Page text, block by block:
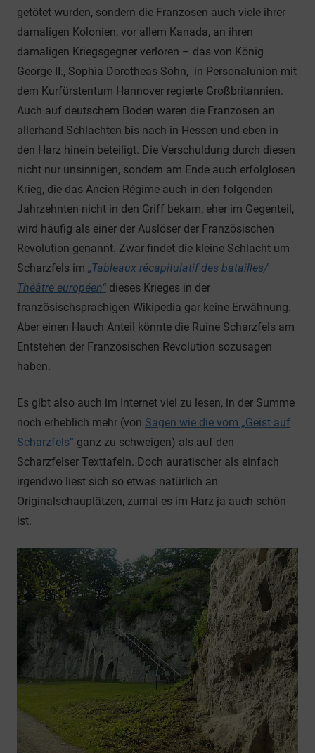
getötet wurden, sondern die Franzosen auch viele ihrer
damaligen Kolonien, vor allem Kanada, an ihren
damaligen Kriegsgegner verloren – das von König
George II., Sophia Dorotheas Sohn, in Personalunion mit
dem Kurfürstentum Hannover regierte Großbritannien.
Auch auf deutschem Boden waren die Franzosen an
allerhand Schlachten bis nach in Hessen und eben in
den Harz hinein beteiligt. Die Verschuldung durch diesen
nicht nur unsinnigen, sondern am Ende auch erfolglosen
Krieg, die das Ancien Régime auch in den folgenden
Jahrzehnten nicht in den Griff bekam, eher im Gegenteil,
wird häufig als einer der Auslöser der Französischen
Revolution genannt. Zwar findet die kleine Schlacht um
Scharzfels im „Tableaux récapitulatif des batailles/
Théâtre européen“ dieses Krieges in der
französischsprachigen Wikipedia gar keine Erwähnung.
Aber einen Hauch Anteil könnte die Ruine Scharzfels am
Entstehen der Französischen Revolution sozusagen
haben.
Es gibt also auch im Internet viel zu lesen, in der Summe
noch erheblich mehr (von Sagen wie die vom „Geist auf
Scharzfels“ ganz zu schweigen) als auf den
Scharzfelser Texttafeln. Doch auratischer als einfach
irgendwo liest sich so etwas natürlich an
Originalschauplätzen, zumal es im Harz ja auch schön
ist.